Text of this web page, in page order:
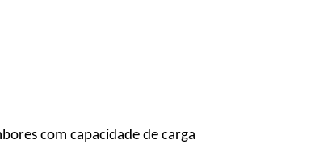
com capacidade de carga